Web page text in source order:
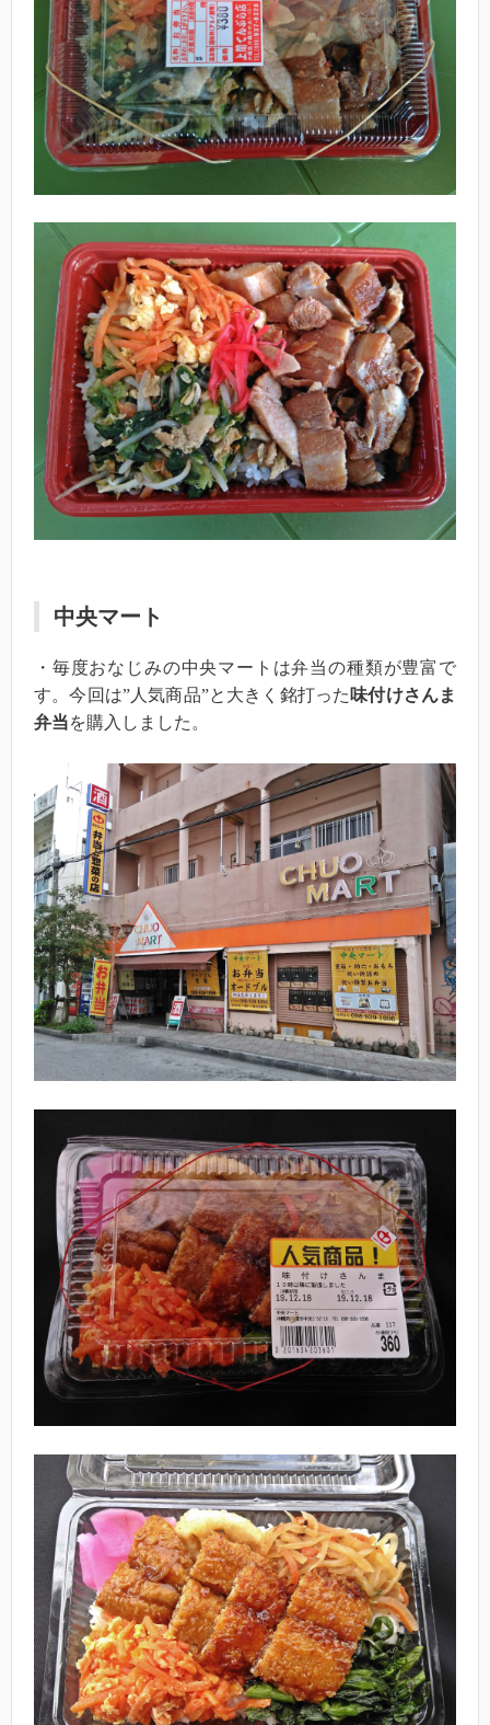
中央マート
・毎度おなじみの中央マートは弁当の種類が豊富で
す。今回は”人気商品”と大きく銘打った 味付けさんま
弁当を購入しました。